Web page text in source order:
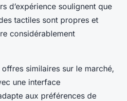
d’expérience soulignent que
tactiles sont propres et
considérablement
similaires sur le marché,
une interface
aux préférences de